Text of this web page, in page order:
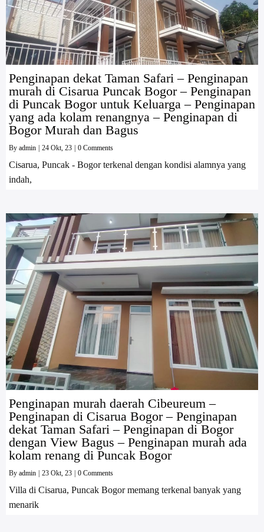
Penginapan dekat Taman Safari – Penginapan
murah di Cisarua Puncak Bogor – Penginapan
di Puncak Bogor untuk Keluarga – Penginapan
yang ada kolam renangnya – Penginapan di
Bogor Murah dan Bagus
By admin 24 Okt, 23 0 Comments
Cisarua, Puncak - Bogor terkenal dengan kondisi alamnya yang
indah,
Penginapan murah daerah Cibeureum –
Penginapan di Cisarua Bogor – Penginapan
dekat Taman Safari – Penginapan di Bogor
dengan View Bagus – Penginapan murah ada
kolam renang di Puncak Bogor
By admin | 23 Okt, 23 | 0 Comments
Villa di Cisarua, Puncak Bogor memang terkenal banyak yang
menarik